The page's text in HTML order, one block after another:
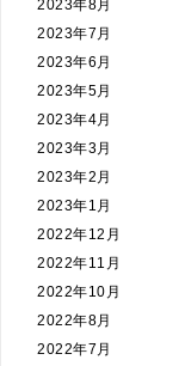
2023年8月
2023年7月
2023年6月
2023年5月
2023年4月
2023年3月
2023年2月
2023年1月
2022年12月
2022年11月
2022年10月
2022年8月
2022年7月